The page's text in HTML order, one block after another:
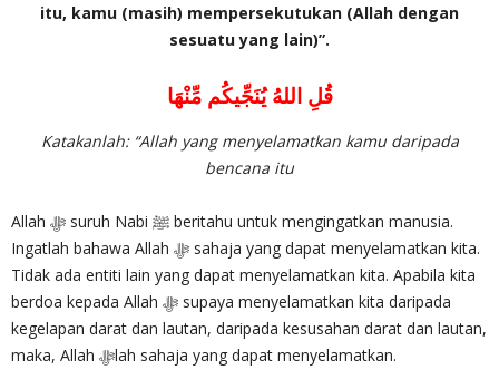
itu, kamu (masih) mempersekutukan (Allah dengan
sesuatu yang lain)”.
قُلِ اللهُ يُنَجِّيكُم مِّنْهَا
Katakanlah: “Allah yang menyelamatkan kamu daripada
bencana itu
Allah ‎ﷻ suruh Nabi ﷺ beritahu untuk mengingatkan manusia.
Ingatlah bahawa Allah ‎ﷻ sahaja yang dapat menyelamatkan kita.
Tidak ada entiti lain yang dapat menyelamatkan kita. Apabila kita
berdoa kepada Allah ‎ﷻ supaya menyelamatkan kita daripada
kegelapan darat dan lautan, daripada kesusahan darat dan lautan,
maka, Allah ‎ﷻlah sahaja yang dapat menyelamatkan.